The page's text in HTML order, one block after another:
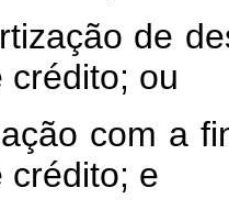
de
crédito; ou
com a
crédito; e